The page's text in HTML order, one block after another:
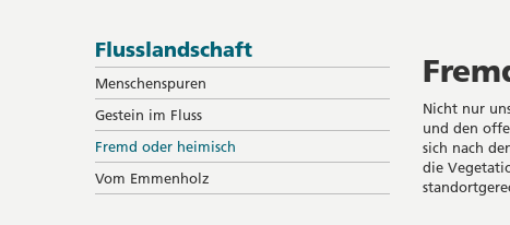
Subnavigation
Flusslandschaft
Menschenspuren
Gestein im Fluss
Fremd oder heimisch
Vom Emmenholz
Nicht nur
und den
sich nach
die